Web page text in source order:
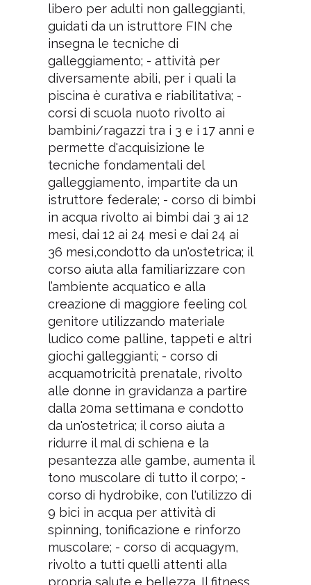
libero per adulti non galleggianti,
guidati da un istruttore FIN che
insegna le tecniche di
galleggiamento; - attività per
diversamente abili, per i quali la
piscina è curativa e riabilitativa; -
corsi di scuola nuoto rivolto ai
bambini/ragazzi tra i 3 e i 17 anni e
permette d'acquisizione le
tecniche fondamentali del
galleggiamento, impartite da un
istruttore federale; - corso di bimbi
in acqua rivolto ai bimbi dai 3 ai 12
mesi, dai 12 ai 24 mesi e dai 24 ai
36 mesi,condotto da un'ostetrica; il
corso aiuta alla familiarizzare con
l’ambiente acquatico e alla
creazione di maggiore feeling col
genitore utilizzando materiale
ludico come palline, tappeti e altri
giochi galleggianti; - corso di
acquamotricità prenatale, rivolto
alle donne in gravidanza a partire
dalla 20ma settimana e condotto
da un'ostetrica; il corso aiuta a
ridurre il mal di schiena e la
pesantezza alle gambe, aumenta il
tono muscolare di tutto il corpo; -
corso di hydrobike, con l'utilizzo di
9 bici in acqua per attività di
spinning, tonificazione e rinforzo
muscolare; - corso di acquagym,
rivolto a tutti quelli attenti alla
propria salute e bellezza. Il fitness